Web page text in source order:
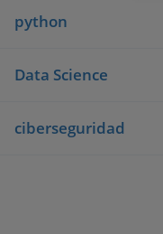
python
Data Science
ciberseguridad